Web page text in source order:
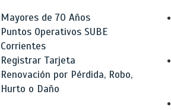
Mayores de 70 Años
Puntos Operativos SUBE
Corrientes
Registrar Tarjeta
Renovación por Pérdida, Robo,
Hurto o Daño